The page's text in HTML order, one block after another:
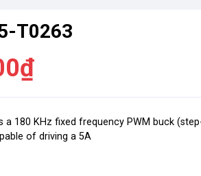
T0263
a 180 KHz fixed frequency PWM buck
of driving a 5A